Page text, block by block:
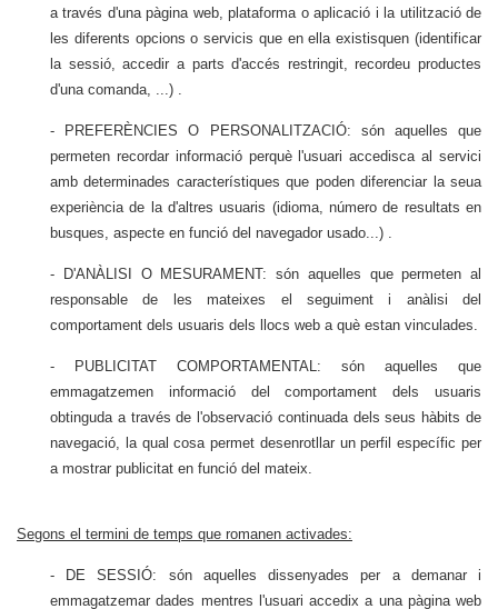
a través d'una pàgina web, plataforma o aplicació i la utilització de
les diferents opcions o servicis que en ella existisquen (identificar
la sessió, accedir a parts d'accés restringit, recordeu productes
d'una comanda, ...) .
- PREFERÈNCIES O PERSONALITZACIÓ: són aquelles que
permeten recordar informació perquè l'usuari accedisca al servici
amb determinades característiques que poden diferenciar la seua
experiència de la d'altres usuaris (idioma, número de resultats en
busques, aspecte en funció del navegador usado...) .
- D'ANÀLISI O MESURAMENT: són aquelles que permeten al
responsable de les mateixes el seguiment i anàlisi del
comportament dels usuaris dels llocs web a què estan vinculades.
- PUBLICITAT COMPORTAMENTAL: són aquelles que
emmagatzemen informació del comportament dels usuaris
obtinguda a través de l'observació continuada dels seus hàbits de
navegació, la qual cosa permet desenrotllar un perfil específic per
a mostrar publicitat en funció del mateix.
Segons el termini de temps que romanen activades:
- DE SESSIÓ: són aquelles dissenyades per a demanar i
emmagatzemar dades mentres l'usuari accedix a una pàgina web